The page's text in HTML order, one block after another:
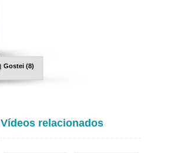
Gostei (8)
Vídeos relacionados